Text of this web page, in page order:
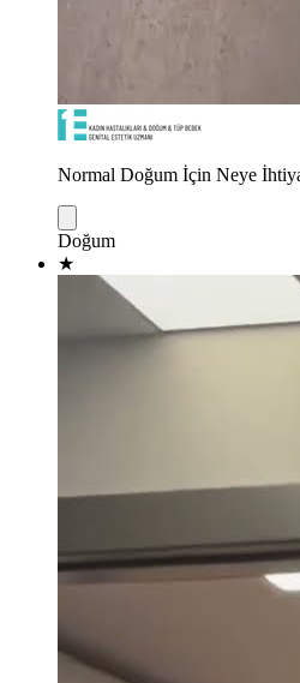
Normal Doğum İçin Neye
Doğum
★